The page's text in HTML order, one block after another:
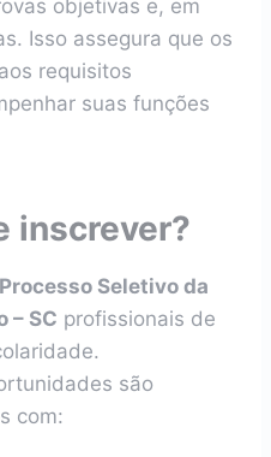
objetivas e, em
Isso assegura que os
requisitos
suas funções
inscrever?
Processo Seletivo da
– SC profissionais de
são
com: